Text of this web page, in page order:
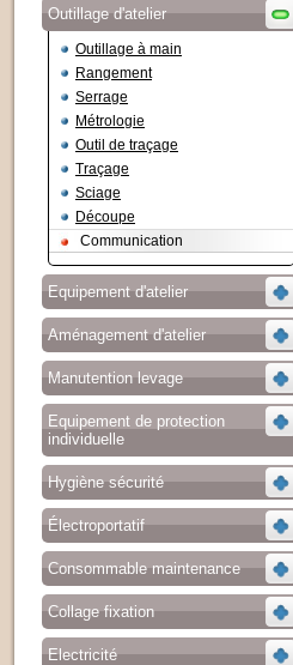
Outillage d'atelier
Outillage à main
Rangement
Serrage
Métrologie
Outil de traçage
Traçage
Sciage
Découpe
Communication
Equipement d'atelier
Aménagement d'atelier
Manutention levage
Equipement de protection
individuelle
Hygiène sécurité
Électroportatif
Consommable maintenance
Collage fixation
Electricité